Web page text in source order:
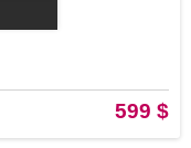
599 $